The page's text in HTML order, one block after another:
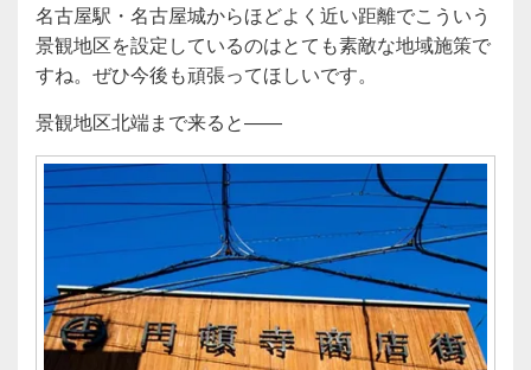
名古屋駅・名古屋城からほどよく近い距離でこういう
景観地区を設定しているのはとても素敵な地域施策で
すね。ぜひ今後も頑張ってほしいです。
景観地区北端まで来ると――